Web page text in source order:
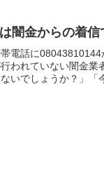
闇金からの着
電話に
われていない闇金
ないでしょうか？」